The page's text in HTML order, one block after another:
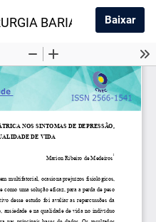
BARIÁTRICA NOS
Baixar